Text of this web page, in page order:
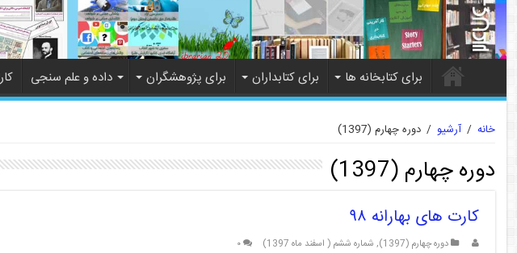
برای کتابخانه ها برای کتابداران برای پژوهشگران داده و علم سنجی
خانه / آرشیو / دوره چهارم (1397)
دوره چهارم (1397)
کارت های بهارانه ۹۸
دوره چهارم (1397) , شماره ششم ( اسفند ماه 1397) ۰